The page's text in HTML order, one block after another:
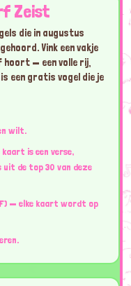
Zeist
die in augustus
Vink een vakje
hoort — een volle rij,
een gratis vogel die je
wilt.
is een verse,
uit de top 30 van deze
— elke kaart wordt op